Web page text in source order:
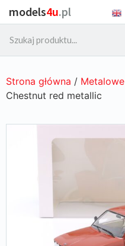
models4u.pl
Strona główna / Metalowe
Chestnut red metallic